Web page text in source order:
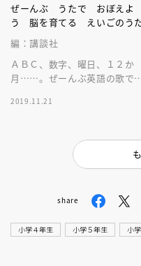
ぜーんぶ うたで おぼえよ
う 脳を育てる えいごのう
編：講談社
ＡＢＣ、数字、曜日、１２か
月……。ぜーんぶ英語の歌で
歳 声の出演：エリック・ジェ
2019.11.21
share
小学４年生 小学５年生 小